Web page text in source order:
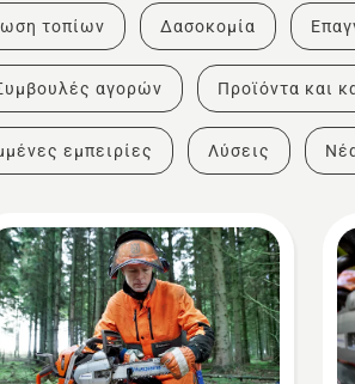
τοπίων Δασοκομία
αγορών Προϊόντα και
εμπειρίες Λύσεις